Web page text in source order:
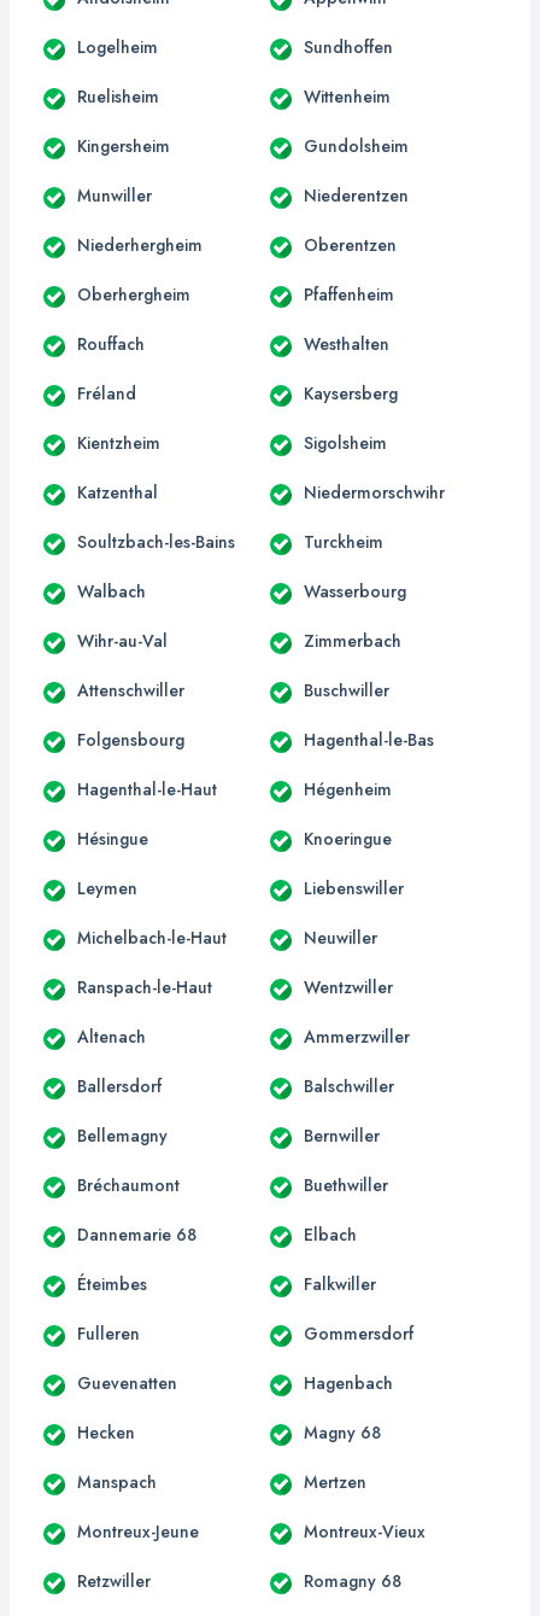
Logelheim Sundhoffen
Ruelisheim Wittenheim
Kingersheim Gundolsheim
Munwiller Niederentzen
Niederhergheim Oberentzen
Oberhergheim Pfaffenheim
Rouffach Westhalten
Fréland Kaysersberg
Kientzheim Sigolsheim
Katzenthal Niedermorschwihr
Soultzbach-les-Bains Turckheim
Walbach Wasserbourg
Wihr-au-Val Zimmerbach
Attenschwiller Buschwiller
Folgensbourg Hagenthal-le-Bas
Hagenthal-le-Haut Hégenheim
Hésingue Knoeringue
Leymen Liebenswiller
Michelbach-le-Haut Neuwiller
Ranspach-le-Haut Wentzwiller
Altenach Ammerzwiller
Ballersdorf Balschwiller
Bellemagny Bernwiller
Bréchaumont Buethwiller
Dannemarie 68 Elbach
Éteimbes Falkwiller
Fulleren Gommersdorf
Guevenatten Hagenbach
Hecken Magny 68
Manspach Mertzen
Montreux-Jeune Montreux-Vieux
Retzwiller Romagny 68